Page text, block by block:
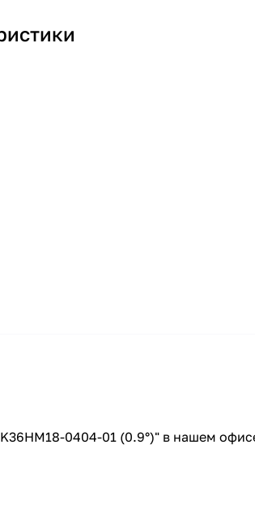
0404-01 (0.9°)" в нашем